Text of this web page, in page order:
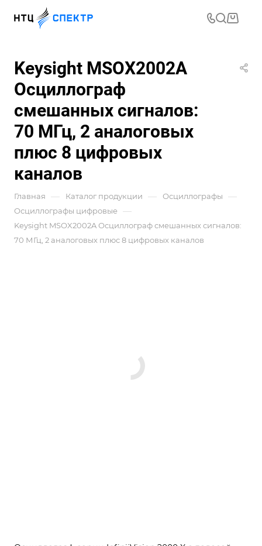
Keysight MSOX2002A
Осциллограф
смешанных сигналов:
70 МГц, 2 аналоговых
плюс 8 цифровых
каналов
Главная — Каталог продукции — Осциллографы —
Осциллографы цифровые —
Keysight MSOX2002A Осциллограф смешанных сигналов:
70 МГц, 2 аналоговых плюс 8 цифровых каналов